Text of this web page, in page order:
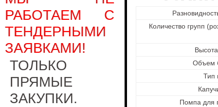
РАБОТАЕМ С
ТЕНДЕРНЫМИ
ЗАЯВКАМИ!
ТОЛЬКО
ПРЯМЫЕ
ЗАКУПКИ.
Количество групп
Объем
Тип
Помпа для